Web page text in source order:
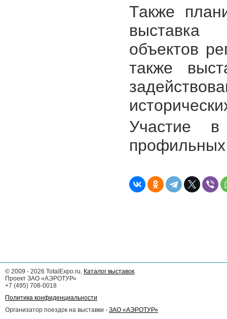
Также
выставка
объектов
также
Участие
© 2009 - 2026 TotalExpo.ru, Каталог выставок.
Проект ЗАО «АЭРОТУР»
+7 (495) 708-0018
Политика конфиденциальности
Организатор поездок на выставки - ЗАО «АЭРОТУР»